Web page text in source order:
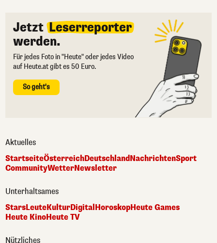
Jetzt Leserreporter
werden.
Für jedes Foto in "Heute" oder jedes Video
auf Heute.at gibt es 50 Euro.
So geht's
Aktuelles
StartseiteÖsterreichDeutschlandNachrichtenSport
CommunityWetterNewsletter
Unterhaltsames
StarsLeuteKulturDigital HoroskopHeute Games
Heute KinoHeute TV
Nützliches